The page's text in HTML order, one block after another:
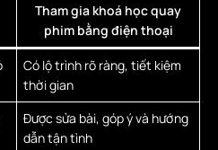
Tham gia khoá học quay
phim bằng điện thoại
Có lộ trình rõ ràng, tiết kiệm
thời gian
Được sửa bài, góp ý và hướng
dẫn tận tình